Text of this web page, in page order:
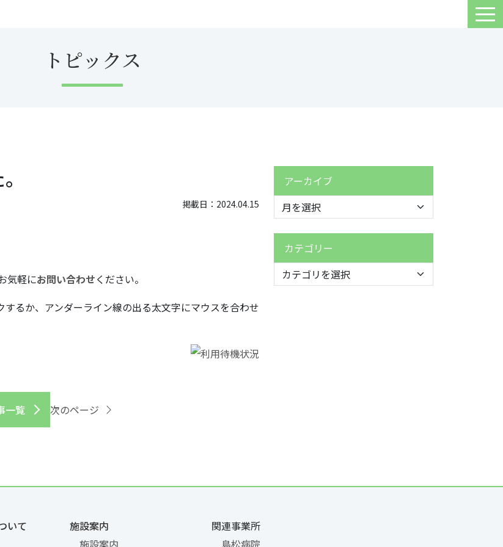
トピックス
掲載日：2024.04.15
気軽にお問い合わせください。
るか、アンダーライン線の出る太文字にマウスを合わせ
一覧 次のページ
アーカイブ
カテゴリー
いて
施設案内
関連事業所